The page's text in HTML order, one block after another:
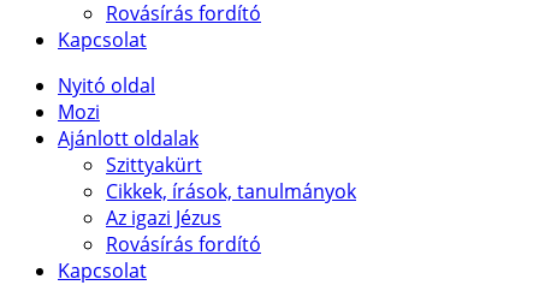
Rovásírás fordító
Kapcsolat
Nyitó oldal
Mozi
Ajánlott oldalak
Szittyakürt
Cikkek, írások, tanulmányok
Az igazi Jézus
Rovásírás fordító
Kapcsolat